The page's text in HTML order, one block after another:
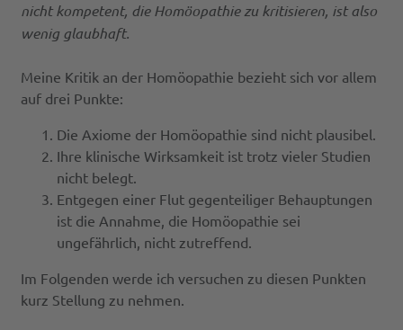
nicht kompetent, die Homöopathie zu kritisieren, ist also
wenig glaubhaft.
Meine Kritik an der Homöopathie bezieht sich vor allem
auf drei Punkte:
Die Axiome der Homöopathie sind nicht plausibel.
Ihre klinische Wirksamkeit ist trotz vieler Studien
nicht belegt.
Entgegen einer Flut gegenteiliger Behauptungen
ist die Annahme, die Homöopathie sei
ungefährlich, nicht zutreffend.
Im Folgenden werde ich versuchen zu diesen Punkten
kurz Stellung zu nehmen.